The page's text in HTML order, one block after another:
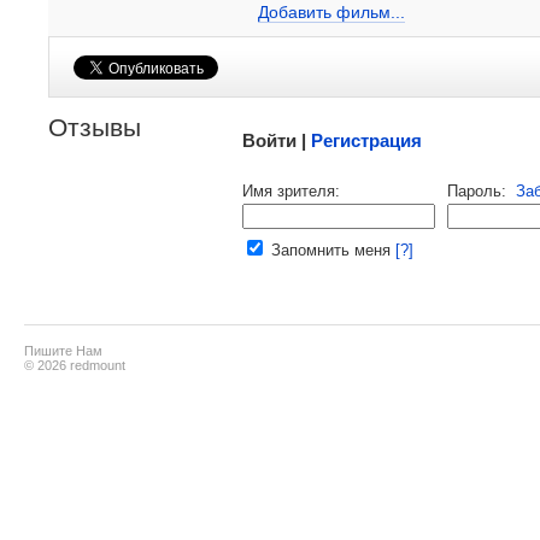
Добавить фильм...
Отзывы Войти | Регистрация
Имя зрителя: Пароль:
Запомнить меня [?]
Пишите Нам
© 2026 redmount